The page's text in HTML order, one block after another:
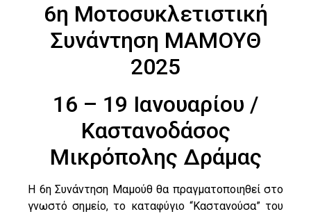
6η Μοτοσυκλετιστική
Συνάντηση ΜΑΜΟΥΘ
2025
16 – 19 Ιανουαρίου /
Καστανοδάσος
Μικρόπολης Δράμας
Η 6η Συνάντηση Μαμούθ θα πραγματοποιηθεί στο
γνωστό σημείο, το καταφύγιο “Καστανούσα” του